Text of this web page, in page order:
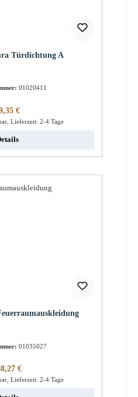
Türdichtung A
01020411
Preis:
€
Lieferzeit: 2-4 Tage
01035027
Preis:
€
Lieferzeit: 2-4 Tage